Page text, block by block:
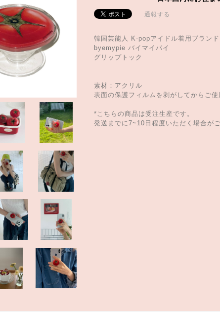
通報する
韓国芸能人 K-popアイドル着用ブランド
byemypie バイマイパイ
グリップトック
素材：アクリル
表面の保護フィルムを剥がしてからご使
*こちらの商品は受注生産です。
発送までに7~10日程度いただく場合がご